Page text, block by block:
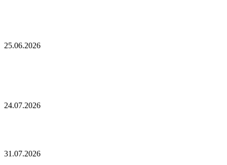
25.06.2026
24.07.2026
31.07.2026